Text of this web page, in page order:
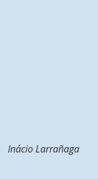
   Inácio Larrañaga